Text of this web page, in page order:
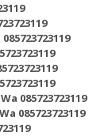
085723723119
085723723119